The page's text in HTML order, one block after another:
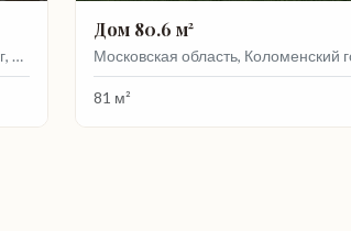
Московская область, Солнечногорск гор. округ, Здоровье СНТ, Без улицы, 14
Дом 80.6 м²
81 м²